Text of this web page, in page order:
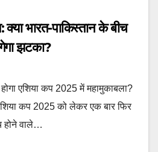
भारत-पाकिस्तान के बीच
झटका?
एशिया कप 2025 में महामुकाबला?
कप 2025 को लेकर एक बार फिर
होने वाले…